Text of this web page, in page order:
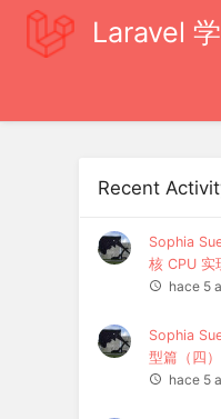
Laravel
Recent
Sophia
核 CPU 实
hace 5
Sophia
型篇（四
hace 5